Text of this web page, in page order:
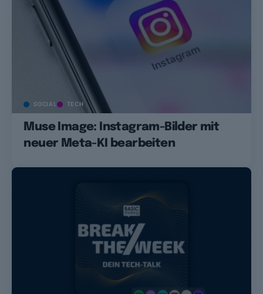
SOCIAL TECH
Muse Image: Instagram-Bilder mit
neuer Meta-KI bearbeiten